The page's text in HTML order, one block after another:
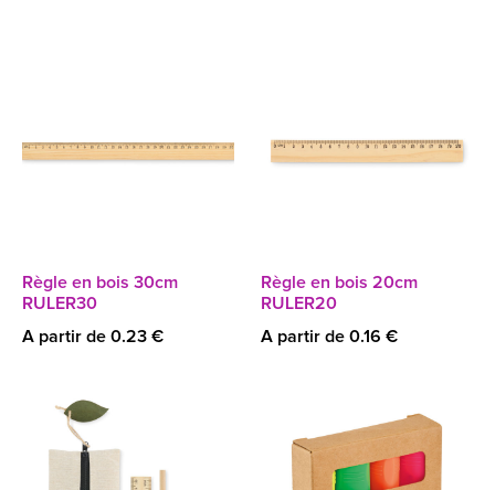
Règle en bois 30cm
RULER30
A partir de 0.23 €
Règle en bois 20cm
RULER20
A partir de 0.16 €